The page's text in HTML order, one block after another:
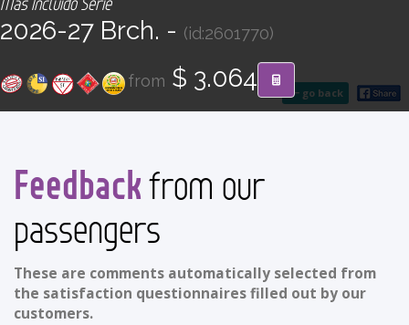
Find your Tour
go back
2026-27 Brch. - (id:2601770)
from $ 3.064
Feedbackfrom our
passengers
These are comments automatically selected from
the satisfaction questionnaires filled out by our
customers.